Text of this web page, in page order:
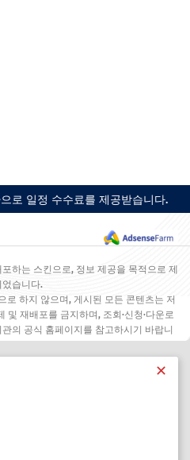
로 일정 수수료를 제공받습니다.
하는 스킨으로, 정보 제공을 목적으로 제
었습니다.
로 하지 않으며, 게시된 모든 콘텐츠는 저
및 재배포를 금지하며, 조회·신청·다운로
의 공식 홈페이지를 참고하시기 바랍니
✕